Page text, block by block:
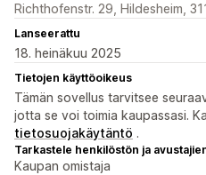
Richthofenstr. 29, Hildesheim,
Lanseerattu
18. heinäkuu 2025
Tietojen käyttöoikeus
Tämän sovellus tarvitsee
jotta se voi toimia kaupassasi.
tietosuojakäytäntö .
Tarkastele henkilöstön ja
Kaupan omistaja